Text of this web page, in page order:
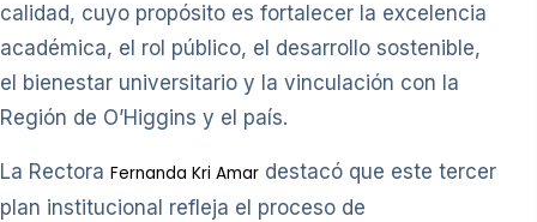
calidad, cuyo propósito es fortalecer la excelencia
académica, el rol público, el desarrollo sostenible,
el bienestar universitario y la vinculación con la
Región de O’Higgins y el país.
La Rectora Fernanda Kri Amar destacó que este tercer
plan institucional refleja el proceso de